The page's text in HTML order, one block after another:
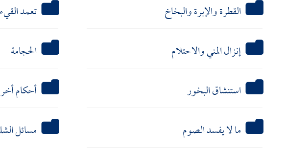
القطرة والإبرة والبخاخ
تعمد القيء
إنزال المني والاحتلام
الحجامة
استنشاق البخور
أحكام
ما لا يفسد الصوم
مسائل